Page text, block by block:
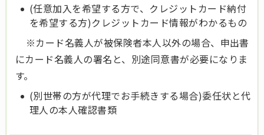
(任意加入を希望する方で、クレジットカード納付
を希望する方)クレジットカード情報がわかるもの
※カード名義人が被保険者本人以外の場合、申出書
にカード名義人の署名と、別途同意書が必要になりま
す。
(別世帯の方が代理でお手続きする場合)委任状と代
理人の本人確認書類